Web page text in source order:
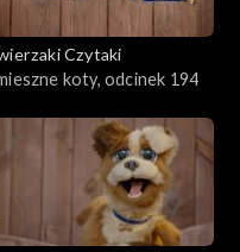
Czytaki
koty, odcinek 194